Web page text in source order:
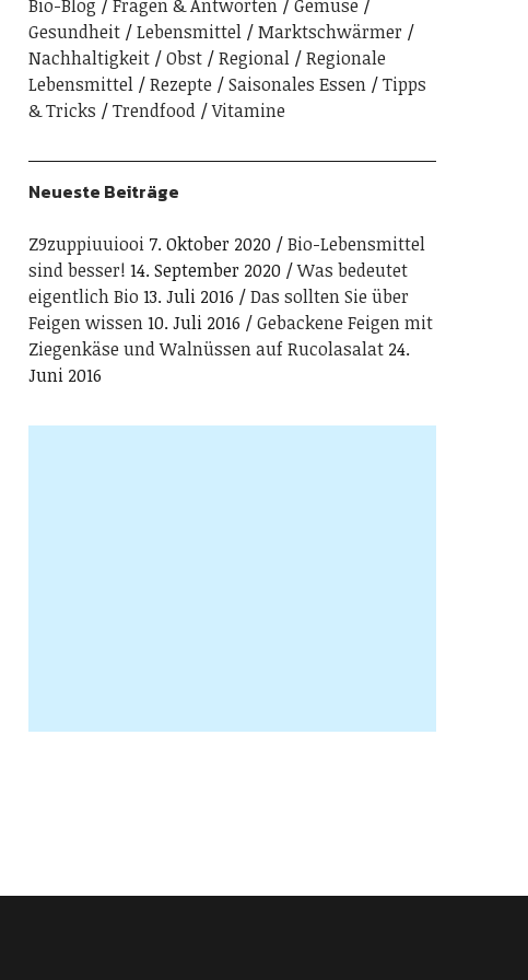
Bio-Blog Fragen & Antworten
Gemuse
Gesundheit
Lebensmittel
Marktschwärmer
Nachhaltigkeit
Obst Regional
Regionale
Lebensmittel
Rezepte Saisonales Essen
Tipps
& Tricks
Trendfood Vitamine
Neueste Beiträge
Z9zuppiuuiooi 7. Oktober 2020
Bio-Lebensmittel
sind besser! 14. September 2020
Was bedeutet
eigentlich Bio 13. Juli 2016
Das sollten Sie über
Feigen wissen10. Juli 2016
Gebackene Feigen mit
Ziegenkäse und Walnüssen auf Rucolasalat 24.
Juni 2016